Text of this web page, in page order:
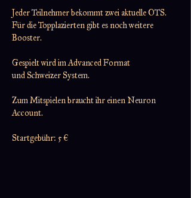
Jeder Teilnehmer bekommt zwei aktuelle OTS.
Für die Topplazierten gibt es noch weitere
Booster.
Gespielt wird im Advanced Format
und Schweizer System.
Zum Mitspielen braucht ihr einen Neuron
Account.
Startgebühr: 5 €